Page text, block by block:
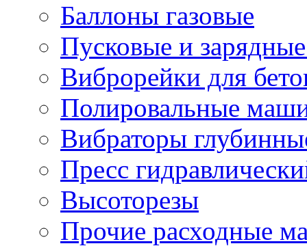
Баллоны газовые
Пусковые и
Виброрейки для
Полировальные
Вибраторы
Пресс
Высоторезы
Прочие расходные